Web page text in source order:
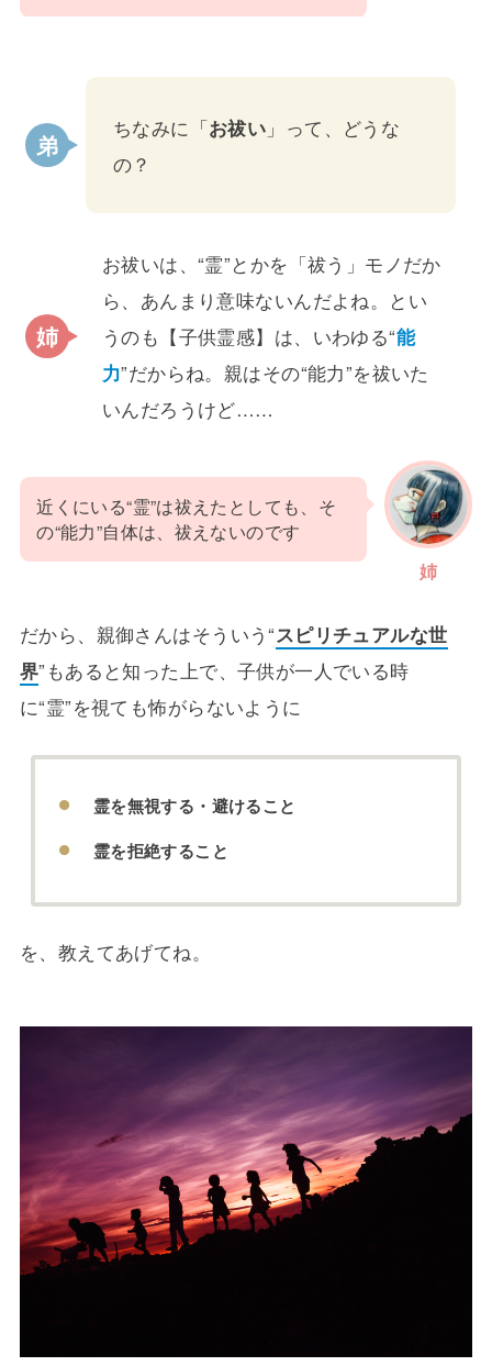
ちなみに「お祓い 」って、どうな
の？
お祓いは、“霊”とかを「祓う」モノだか
ら、あんまり意味ないんだよね。とい
うのも【子供霊感】は、いわゆる“能
力”だからね。親はその“能力”を祓いた
いんだろうけど……
姉
近くにいる“霊”は祓えたとしても、そ
の“能力”自体は、祓えないのです
だから、親御さんはそういう“スピリチュアルな世
界”もあると知った上で、子供が一人でいる時
に“霊”を視ても怖がらないように
霊を無視する・避けること
霊を拒絶すること
を、教えてあげてね。